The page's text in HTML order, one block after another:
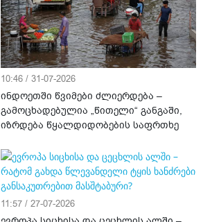
10:46 / 31-07-2026
ინდოეთში წვიმები ძლიერდება –
გამოცხადებულია „წითელი“ განგაში,
იზრდება წყალდიდობების საფრთხე
11:57 / 27-07-2026